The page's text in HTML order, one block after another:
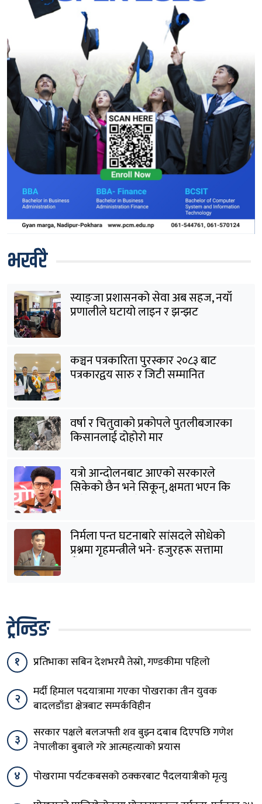
भर्खरै
स्याङ्जा प्रशासनको सेवा अब सहज, नयाँ
प्रणालीले घटायो लाइन र झन्झट
कञ्चन पत्रकारिता पुरस्कार २०८३ बाट
पत्रकारद्वय सारु र जिटी सम्मानित
वर्षा र चितुवाको प्रकोपले पुतलीबजारका
किसानलाई दोहोरो मार
यत्रो आन्दोलनबाट आएको सरकारले
सिकेको छैन भने सिकून्, क्षमता भएन कि
निर्मला पन्त घटनाबारे सांसदले सोधेको
प्रश्नमा गृहमन्त्रीले भने- हजुरहरू सत्तामा
ट्रेन्डिङ
१ प्रतिभाका सबिन देशभरमै तेस्रो, गण्डकीमा पहिलो
२
मर्दी हिमाल पदयात्रामा गएका पोखराका तीन युवक
बादलडाँडा क्षेत्रबाट सम्पर्कविहीन
३
सरकार पक्षले बलजफ्ती शव बुझ्न दबाब दिएपछि गणेश
नेपालीका बुबाले गरे आत्महत्याको प्रयास
४
पोखरामा पर्यटकबसको ठक्करबाट पैदलयात्रीको मृत्यु